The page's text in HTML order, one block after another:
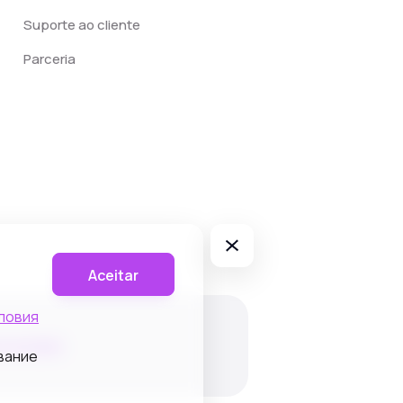
Suporte ao cliente
Parceria
Aceitar